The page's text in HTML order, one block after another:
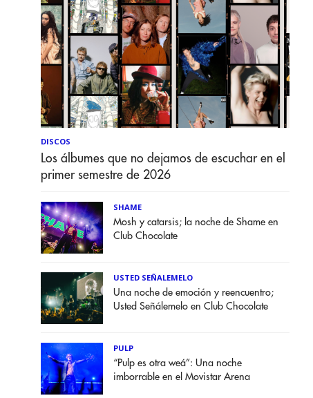
DISCOS
Los álbumes que no dejamos de escuchar en el
primer semestre de 2026
SHAME
Mosh y catarsis; la noche de Shame en
Club Chocolate
USTED SEÑALEMELO
Una noche de emoción y reencuentro;
Usted Señálemelo en Club Chocolate
PULP
“Pulp es otra weá”: Una noche
imborrable en el Movistar Arena